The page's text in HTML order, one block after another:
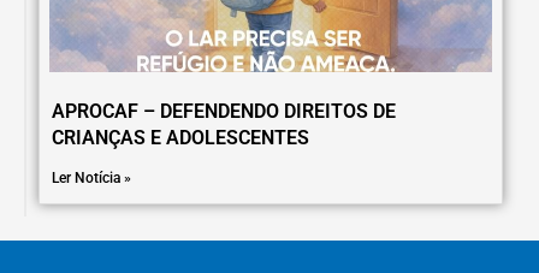
APROCAF – DEFENDENDO DIREITOS DE
CRIANÇAS E ADOLESCENTES
Ler Notícia »